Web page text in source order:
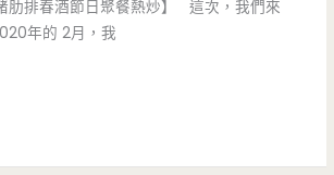
肋排春酒節日聚餐熱炒】 這次，我們來
年的 2月，我